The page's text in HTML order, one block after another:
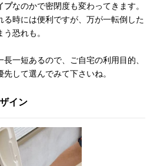
プなのかで密閉度も変わってきます。
る時には便利ですが、万が一転倒した
恐れも。
一短あるので、ご自宅の利用目的、
して選んでみて下さいね。
イン